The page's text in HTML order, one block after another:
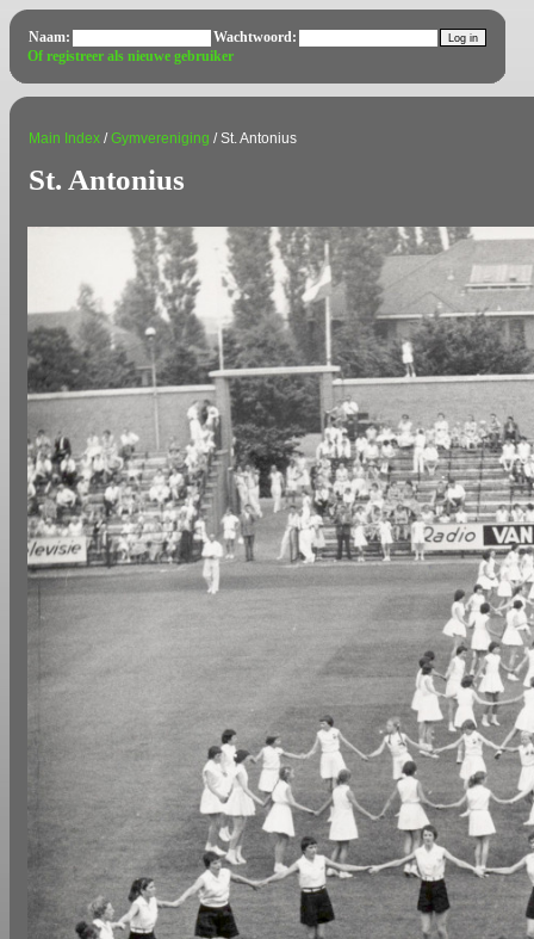
Naam:
Wachtwoord:
Of registreer als nieuwe gebruiker
Main Index /Gymvereniging / St. Antonius
St. Antonius